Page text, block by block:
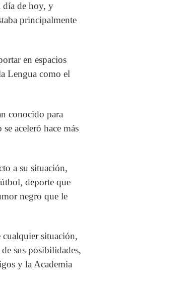
día de hoy, y
principalmente
en espacios
Lengua como el
conocido para
aceleró hace más
a su situación,
deporte que
negro que le
situación,
sus posibilidades,
y la Academia